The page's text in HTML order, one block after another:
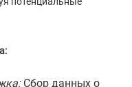
Сбор данных о